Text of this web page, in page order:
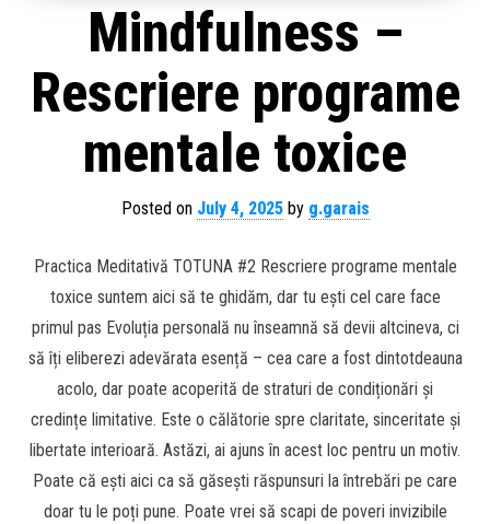
Mindfulness –
Rescriere programe
mentale toxice
Posted on July 4, 2025by g.garais
Practica Meditativă TOTUNA #2 Rescriere programe mentale
toxice suntem aici să te ghidăm, dar tu ești cel care face
primul pas Evoluția personală nu înseamnă să devii altcineva, ci
să îți eliberezi adevărata esență – cea care a fost dintotdeauna
acolo, dar poate acoperită de straturi de condiționări și
credințe limitative. Este o călătorie spre claritate, sinceritate și
libertate interioară. Astăzi, ai ajuns în acest loc pentru un motiv.
Poate că ești aici ca să găsești răspunsuri la întrebări pe care
doar tu le poți pune. Poate vrei să scapi de poveri invizibile